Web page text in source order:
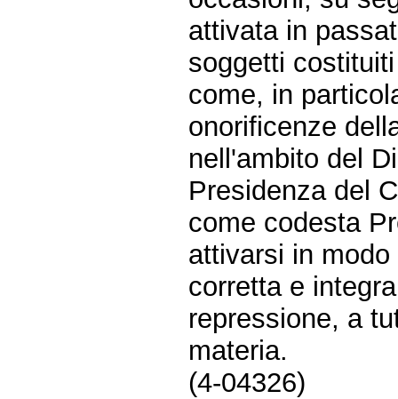
attivata in
soggetti
come, in
onorificenze
nell'ambito del
Presidenza del
come codesta
attivarsi in
corretta e
repressione, a
materia.
(4-04326)